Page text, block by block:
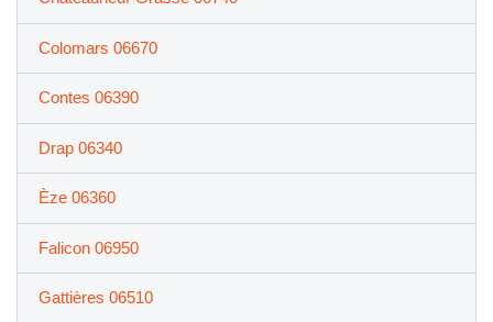
Colomars 06670
Contes 06390
Drap 06340
Èze 06360
Falicon 06950
Gattières 06510